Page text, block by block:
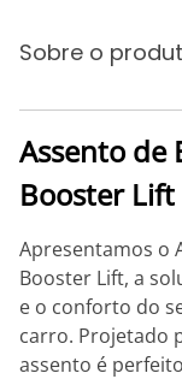
Sobre o
Assento de
Booster Lift
Apresentamos o
Booster Lift, a
e o conforto do
carro. Projetado
assento é